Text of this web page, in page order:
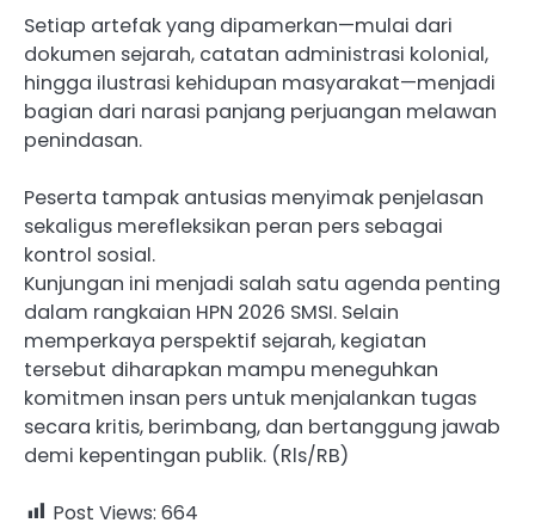
Setiap artefak yang dipamerkan—mulai dari
dokumen sejarah, catatan administrasi kolonial,
hingga ilustrasi kehidupan masyarakat—menjadi
bagian dari narasi panjang perjuangan melawan
penindasan.
Peserta tampak antusias menyimak penjelasan
sekaligus merefleksikan peran pers sebagai
kontrol sosial.
Kunjungan ini menjadi salah satu agenda penting
dalam rangkaian HPN 2026 SMSI. Selain
memperkaya perspektif sejarah, kegiatan
tersebut diharapkan mampu meneguhkan
komitmen insan pers untuk menjalankan tugas
secara kritis, berimbang, dan bertanggung jawab
demi kepentingan publik. (Rls/RB)
Post Views: 664